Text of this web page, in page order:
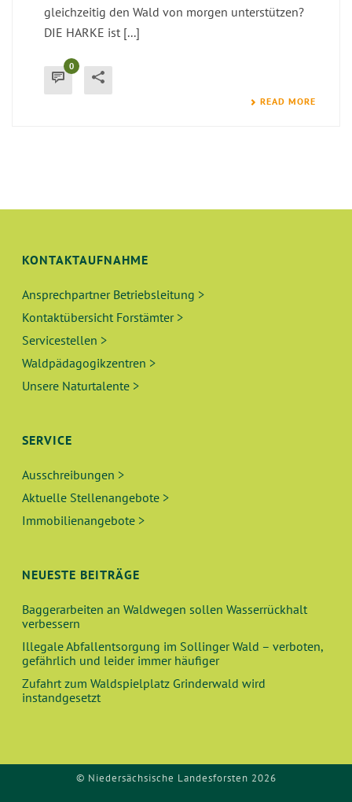
gleichzeitig den Wald von morgen unterstützen?
DIE HARKE ist [...]
0
READ MORE
KONTAKTAUFNAHME
Ansprechpartner Betriebsleitung >
Kontaktübersicht Forstämter >
Servicestellen >
Waldpädagogikzentren >
Unsere Naturtalente >
SERVICE
Ausschreibungen >
Aktuelle Stellenangebote >
Immobilienangebote >
NEUESTE BEITRÄGE
Baggerarbeiten an Waldwegen sollen Wasserrückhalt
verbessern
Illegale Abfallentsorgung im Sollinger Wald – verboten,
gefährlich und leider immer häufiger
Zufahrt zum Waldspielplatz Grinderwald wird
instandgesetzt
© Niedersächsische Landesforsten 2026